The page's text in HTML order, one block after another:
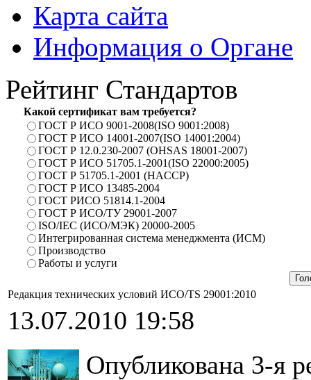
Карта сайта
Информация о Органе
Рейтинг Стандартов
Какой сертификат вам требуется?
ГОСТ Р ИСО 9001-2008(ISO 9001:2008)
ГОСТ Р ИСО 14001-2007(ISO 14001:2004)
ГОСТ Р 12.0.230-2007 (OHSAS 18001-2007)
ГОСТ Р ИСО 51705.1-2001(ISO 22000:2005)
ГОСТ Р 51705.1-2001 (HACCP)
ГОСТ Р ИСО 13485-2004
ГОСТ РИСО 51814.1-2004
ГОСТ Р ИСО/ТУ 29001-2007
ISO/IEC (ИСО/МЭК) 20000-2005
Интегрированная система менеджмента (ИСМ)
Производство
Работы и услуги
Редакция технических условий ИСО/TS 29001:2010
13.07.2010 19:58
Опубликована 3-я